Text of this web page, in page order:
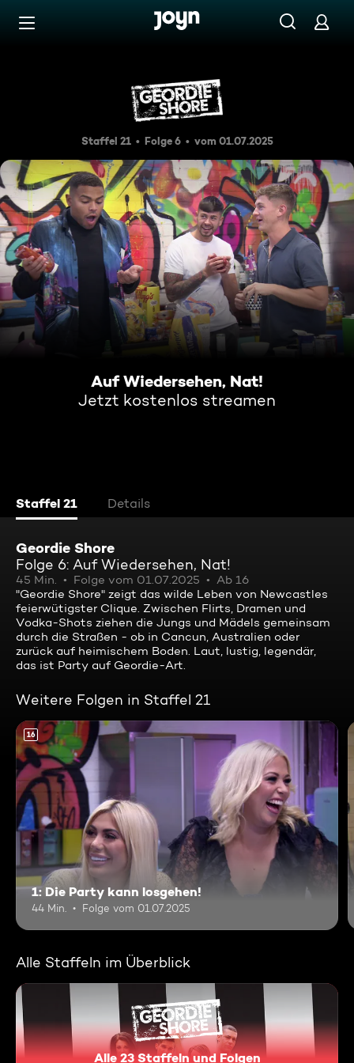
Zum Inhalt springen
Auf Wiedersehen, Nat!
Staffel 21 Folge 6 vom 01.07.2025
Auf Wiedersehen, Nat!
Jetzt kostenlos streamen
Staffel 21 Details
Geordie Shore
Folge 6: Auf Wiedersehen, Nat!
45 Min. Folge vom 01.07.2025
Ab 16
"Geordie Shore" zeigt das wilde Leben von Newcastles
feierwütigster Clique. Zwischen Flirts, Dramen und
Vodka-Shots ziehen die Jungs und Mädels gemeinsam
durch die Straßen - ob in Cancun, Australien oder
zurück auf heimischem Boden. Laut, lustig, legendär,
das ist Party auf Geordie-Art.
Weitere Folgen in Staffel 21
16
1: Die Party kann losgehen!
44 Min. Folge vom 01.07.2025
Alle Staffeln im Überblick
Alle 23 Staffeln und Folgen